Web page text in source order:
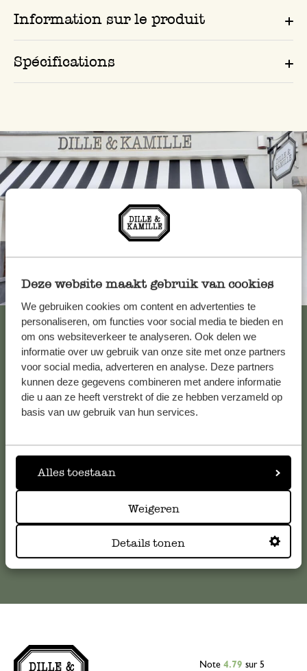
Deze website maakt gebruik van cookies
We gebruiken cookies om content en advertenties te
personaliseren, om functies voor social media te bieden en
om ons websiteverkeer te analyseren. Ook delen we
informatie over uw gebruik van onze site met onze partners
voor social media, adverteren en analyse. Deze partners
kunnen deze gegevens combineren met andere informatie
die u aan ze heeft verstrekt of die ze hebben verzameld op
basis van uw gebruik van hun services.
Alles toestaan
Weigeren
Details tonen
Information sur le produit
Spécifications
Toujours à proximité
Voir les 62 magasins
Service clientèle
Pour toute question ou demande de conseil ou d’aide,
nos réponses auxquestions les plus fréquemment posées.
serviceclientele@dille-kamille.com
Service client en ligne
Note 4.79 sur 5